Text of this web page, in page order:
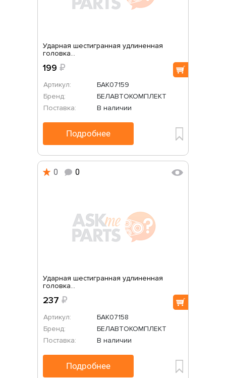
Ударная шестигранная удлиненная
головка...
199 ₽
Артикул:
БАК07159
Бренд:
БЕЛАВТОКОМПЛЕКТ
Поставка:
В наличии
Подробнее
0 0
Ударная шестигранная удлиненная
головка...
237 ₽
Артикул:
БАК07158
Бренд:
БЕЛАВТОКОМПЛЕКТ
Поставка:
В наличии
Подробнее